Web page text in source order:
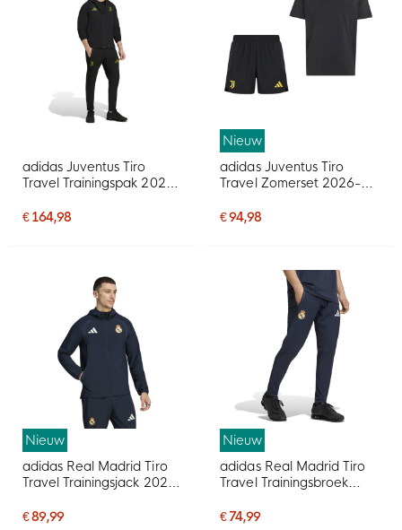
adidas Juventus Tiro
Travel Trainingspak 2026-
€ 164,98
Nieuw
adidas Juventus Tiro
Travel Zomerset 2026-
€ 94,98
Nieuw
adidas Real Madrid Tiro
Travel Trainingsjack 2026-
€ 89,99
Nieuw
adidas Real Madrid Tiro
Travel Trainingsbroek
Wit
€ 74,99